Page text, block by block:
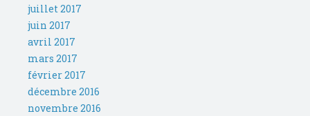
juillet 2017
juin 2017
avril 2017
mars 2017
février 2017
décembre 2016
novembre 2016